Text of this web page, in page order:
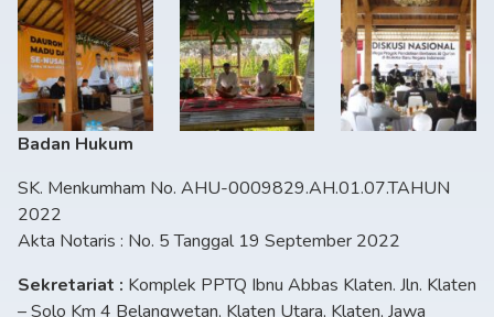
Badan Hukum
SK. Menkumham No. AHU-0009829.AH.01.07.TAHUN
2022
Akta Notaris : No. 5 Tanggal 19 September 2022
Sekretariat : Komplek PPTQ Ibnu Abbas Klaten. Jln. Klaten
– Solo Km 4 Belangwetan, Klaten Utara, Klaten, Jawa